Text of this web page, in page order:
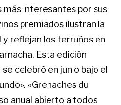
más interesantes por sus
premiados ilustran la
y reflejan los terruños en
Esta edición
celebró en junio bajo el
«Grenaches du
anual abierto a todos